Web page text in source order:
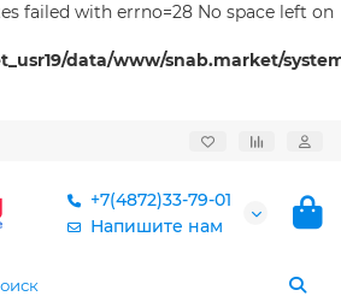
failed with errno=28 No space left on
data/www/snab.market/
+7(4872)33-79-01
Напишите нам